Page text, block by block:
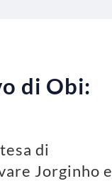
di Obi:
di
Jorginho e